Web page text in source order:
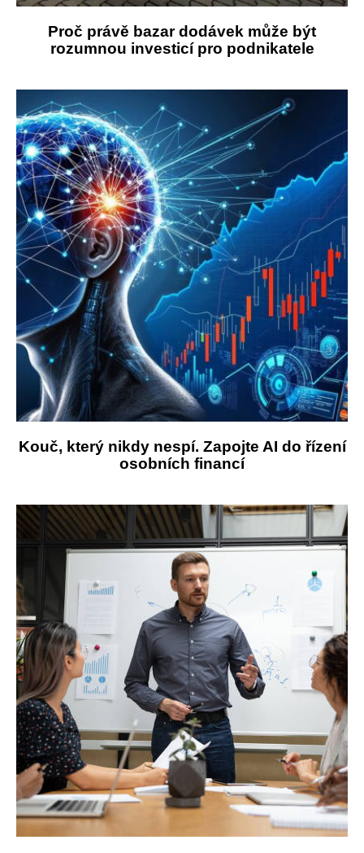
Proč právě bazar dodávek může být
rozumnou investicí pro podnikatele
Kouč, který nikdy nespí. Zapojte AI do řízení
osobních financí